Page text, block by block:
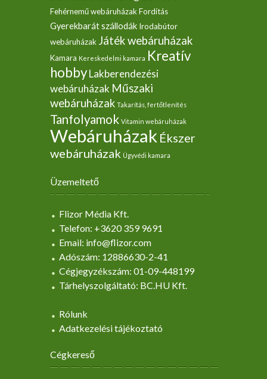
Fehérnemű webáruházakFordítás
Gyerekbarát szállodák Irodabútor
webáruházak Játék webáruházak
Kamara Kereskedelmi kamara Kreatív
hobbyLakberendezési
webáruházak Műszaki
webáruházak Takarítás, fertőtlenítés
Tanfolyamok Vitamin webáruházak
Webáruházak Ékszer
webáruházak Ügyvédi kamara
Üzemeltető
Flizor Média Kft.
Telefon: +3620 359 9691
Email: info@flizor.com
Adószám: 12886630-2-41
Cégjegyzékszám: 01-09-448199
Tárhelyszolgáltató: BC.HU Kft.
Rólunk
Adatkezelési tájékoztató
Cégkereső